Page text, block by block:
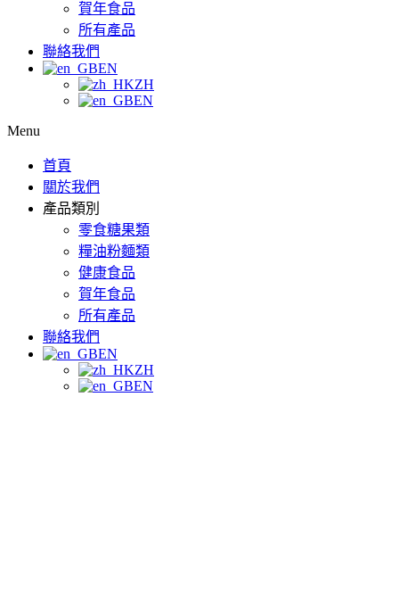
賀年食品
所有產品
聯絡我們
EN
ZH
EN
Menu
首頁
關於我們
產品類別
零食糖果類
糧油粉麵類
健康食品
賀年食品
所有產品
聯絡我們
EN
ZH
EN